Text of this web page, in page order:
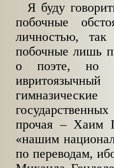
Я буду
побочные
личностью,
побочные лишь
о поэте, но
прочая – Хаим
«нашим
по переводам,